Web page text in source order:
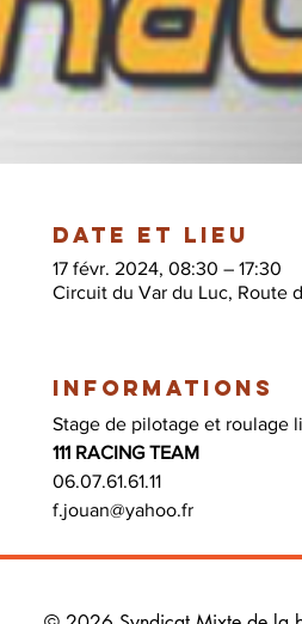
Date et lieu
17 févr. 2024, 08:30 – 17:30
Circuit du Var du Luc, Route
Informations
Stage de pilotage et roulage
111 RACING TEAM
06.07.61.61.11
f.jouan@yahoo.fr